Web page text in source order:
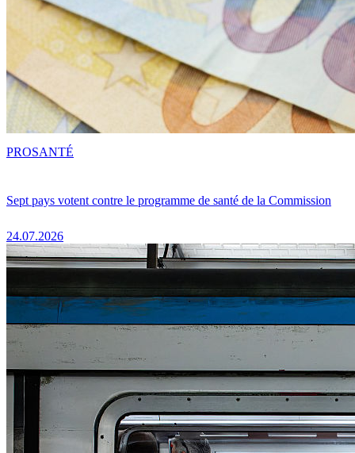
Sept pays votent contre le programme de santé de la Commission
24.07.2026
PROSANTÉ